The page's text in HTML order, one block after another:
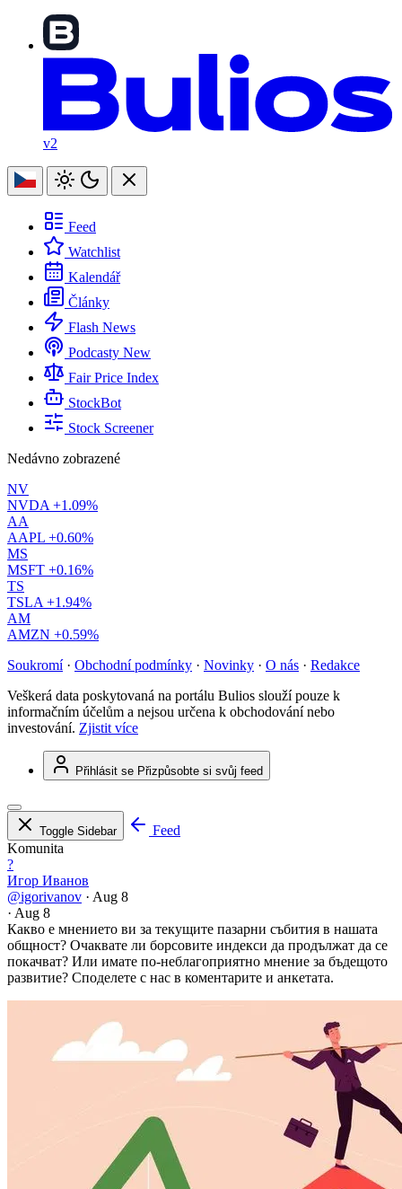
v2
Feed
Watchlist
Kalendář
Články
Flash News
Podcasty New
Fair Price Index
StockBot
Stock Screener
Nedávno zobrazené
NV
NVDA +1.09%
AA
AAPL +0.60%
MS
MSFT +0.16%
TS
TSLA +1.94%
AM
AMZN +0.59%
Soukromí · Obchodní podmínky · Novinky · O nás · Redakce
Veškerá data poskytovaná na portálu Bulios slouží pouze k
informačním účelům a nejsou určena k obchodování nebo
investování. Zjistit více
Přihlásit se Přizpůsobte si svůj feed
Toggle Sidebar
Feed
Komunita
?
Игор Иванов
@igorivanov · Aug 8
· Aug 8
Какво е мнението ви за текущите пазарни събития в нашата
общност? Очаквате ли борсовите индекси да продължат да се
покачват? Или имате по-неблагоприятно мнение за бъдещото
развитие? Споделете с нас в коментарите и анкетата.